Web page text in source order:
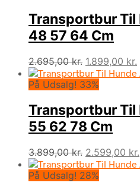
1.669,00 kr..
Transportbur Til
48 57 64 Cm
2.695,00kr. Den
oprindelige
pris
2.695,00
1.899,00 kr.
På Udsalg! 33%
Transportbur Til
55 62 78 Cm
3.899,00kr. Den
oprindelige
pris
2.599,00 kr.
På Udsalg! 28%